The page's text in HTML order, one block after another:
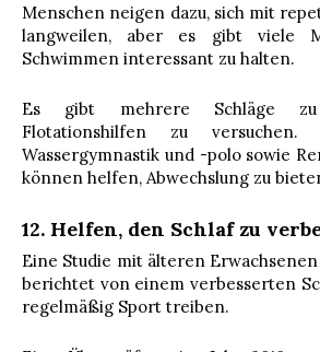
Menschen neigen dazu, sich mit
langweilen, aber es gibt viele
Schwimmen interessant zu halten.
Es gibt mehrere Schläge
Flotationshilfen zu
Wassergymnastik und -polo sowie
können helfen, Abwechslung zu
12. Helfen, den Schlaf zu
Eine Studie mit älteren
berichtet von einem verbesserten
regelmäßig Sport treiben.